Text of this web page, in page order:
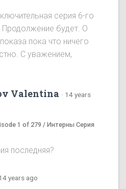
серия 6-го
Продолжение будет. О
пока что ничего
С уважением,
Valentina · 14 years
1 of 279 / Интерны Серия
последняя?
years ago